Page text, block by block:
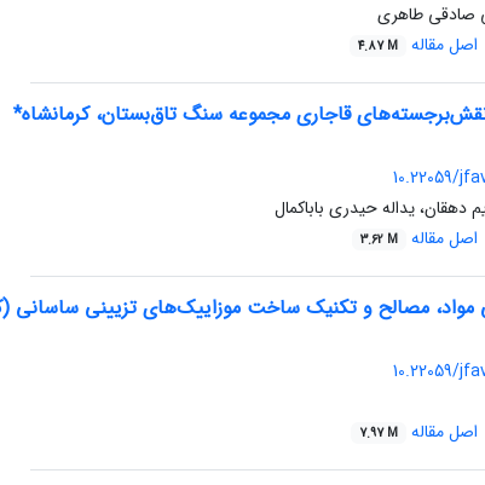
صادقی طاهری
اصل مقاله 4.87 M
قاجاری مجموعه‌ سنگ تاق‌بستان، کرمانشاه*
10.22059/
دهقان، یداله حیدری باباکمال
اصل مقاله 3.62 M
مواد، مصالح و تکنیک ساخت موزاییک‌های تزیینی ساسانی
10.22059/
اصل مقاله 7.97 M